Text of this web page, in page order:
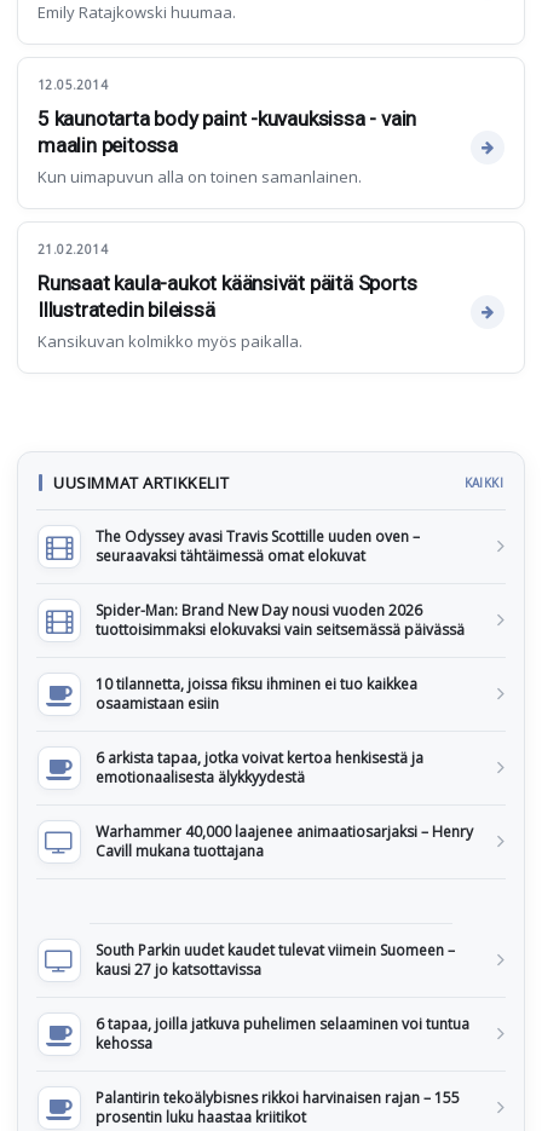
Emily Ratajkowski huumaa.
12.05.2014
5 kaunotarta body paint -kuvauksissa - vain
maalin peitossa
Kun uimapuvun alla on toinen samanlainen.
21.02.2014
Runsaat kaula-aukot käänsivät päitä Sports
Illustratedin bileissä
Kansikuvan kolmikko myös paikalla.
UUSIMMAT ARTIKKELIT KAIKKI
The Odyssey avasi Travis Scottille uuden oven –
seuraavaksi tähtäimessä omat elokuvat
Spider-Man: Brand New Day nousi vuoden 2026
tuottoisimmaksi elokuvaksi vain seitsemässä päivässä
10 tilannetta, joissa fiksu ihminen ei tuo kaikkea
osaamistaan esiin
6 arkista tapaa, jotka voivat kertoa henkisestä ja
emotionaalisesta älykkyydestä
Warhammer 40,000 laajenee animaatiosarjaksi – Henry
Cavill mukana tuottajana
South Parkin uudet kaudet tulevat viimein Suomeen –
kausi 27 jo katsottavissa
6 tapaa, joilla jatkuva puhelimen selaaminen voi tuntua
kehossa
Palantirin tekoälybisnes rikkoi harvinaisen rajan – 155
prosentin luku haastaa kriitikot